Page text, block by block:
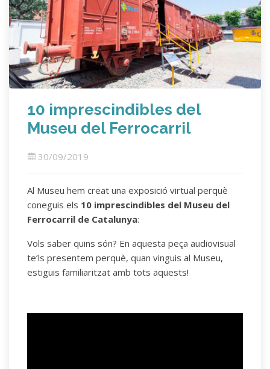
10 imprescindibles del
Museu del Ferrocarril
30/09/2019
Al Museu hem creat una exposició virtual perquè
coneguis els 10 imprescindibles del Museu del
Ferrocarril de Catalunya:
Vols saber quins són? En aquesta peça audiovisual
te’ls presentem perquè, quan vinguis al Museu,
estiguis familiaritzat amb tots aquests!